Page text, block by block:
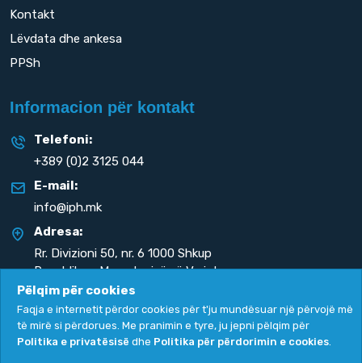
Kontakt
Lëvdata dhe ankesa
PPSh
Informacion për kontakt
Telefoni:
+389 (0)2 3125 044
E-mail:
info@iph.mk
Adresa:
Rr. Divizioni 50, nr. 6 1000 Shkup
Republika e Maqedonisë së Veriut
Politika e privatësisë Politika për përdorimin e cookies
Pëlqim për cookies
Faqja e internetit përdor cookies për t'ju mundësuar një përvojë më
të mirë si përdorues. Me pranimin e tyre, ju jepni pëlqim për
Politika e privatësisë dhe Politika për përdorimin e cookies.